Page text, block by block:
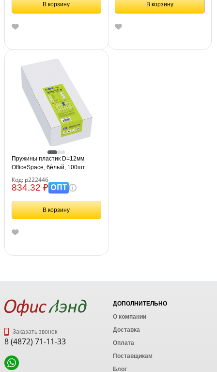
В корзину В корзину
Пружины пластик D=12мм
OfficeSpace, белый, 100шт.
Код: р222446
834.32 ₽ОПТ
В корзину
Заказать звонок
8 (4872) 71-11-33
ДОПОЛНИТЕЛЬНО
О компании
Доставка
Оплата
Поставщикам
Блог